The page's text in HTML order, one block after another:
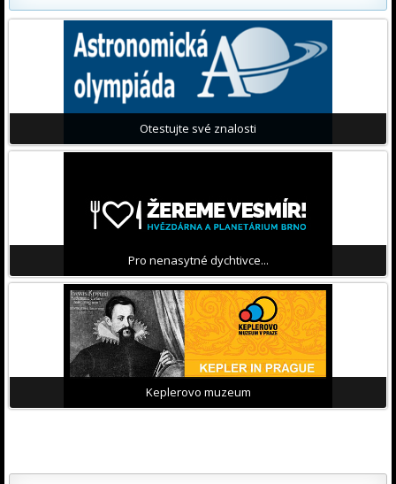
Otestujte své znalosti
Pro nenasytné dychtivce...
Keplerovo muzeum